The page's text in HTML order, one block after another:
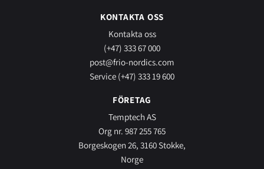
KONTAKTA OSS
Kontakta oss
(+47) 333 67 000
post@frio-nordics.com
Service (+47) 333 19 600
FÖRETAG
Temptech AS
Org nr. 987 255 765
Borgeskogen 26, 3160 Stokke,
Norge